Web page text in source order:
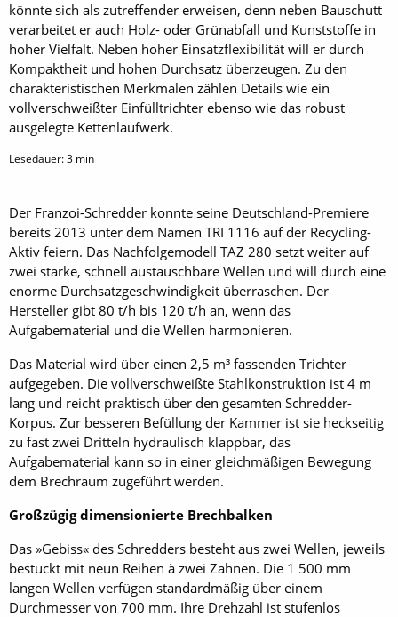
könnte sich als zutreffender erweisen, denn neben Bauschutt
verarbeitet er auch Holz- oder Grünabfall und Kunststoffe in
hoher Vielfalt. Neben hoher Einsatzflexibilität will er durch
Kompaktheit und hohen Durchsatz überzeugen. Zu den
charakteristischen Merkmalen zählen Details wie ein
vollverschweißter Einfülltrichter ebenso wie das robust
ausgelegte Kettenlaufwerk.
Lesedauer:3 min
Der Franzoi-Schredder konnte seine Deutschland-Premiere
bereits 2013 unter dem Namen TRI 1116 auf der Recyc­ling-
Aktiv feiern. Das Nachfolgemodell TAZ 280 setzt weiter auf
zwei starke, schnell austauschbare Wellen und will durch eine
enorme Durchsatzgeschwindigkeit überraschen. Der
Hersteller gibt 80 t/h bis 120 t/h an, wenn das
Aufgabematerial und die Wellen harmonieren.
Das Material wird über einen 2,5 m³ fassenden Trichter
aufgegeben. Die vollverschweißte Stahlkonstruktion ist 4 m
lang und reicht praktisch über den gesamten Schredder-
Korpus. Zur besseren Befüllung der Kammer ist sie heckseitig
zu fast zwei Dritteln hydraulisch klappbar, das
Aufgabematerial kann so in einer gleichmäßigen Bewegung
dem Brechraum zugeführt werden.
Großzügig dimensionierte Brechbalken
Das »Gebiss« des Schredders besteht aus zwei Wellen, jeweils
bestückt mit neun Reihen à zwei Zähnen. Die 1 500 mm
langen Wellen verfügen standardmäßig über einem
Durchmesser von 700 mm. Ihre Drehzahl ist stufenlos